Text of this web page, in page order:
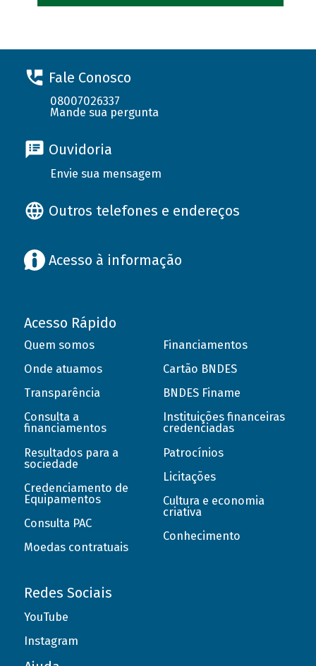
Fale Conosco
08007026337
Mande sua pergunta
Ouvidoria
Envie sua mensagem
Outros telefones e endereços
Acesso à informação
Acesso Rápido
Quem somos
Onde atuamos
Transparência
Consulta a
financiamentos
Resultados para a
sociedade
Credenciamento de
Equipamentos
Consulta PAC
Moedas contratuais
Financiamentos
Cartão BNDES
BNDES Finame
Instituições financeiras
credenciadas
Patrocínios
Licitações
Cultura e economia
criativa
Conhecimento
Redes Sociais
YouTube
Instagram